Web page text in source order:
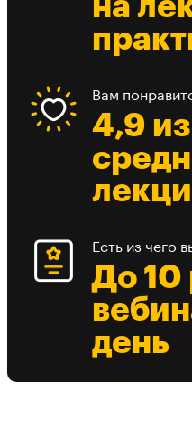
на
Вам
4,9
Есть из чего
До 10
день